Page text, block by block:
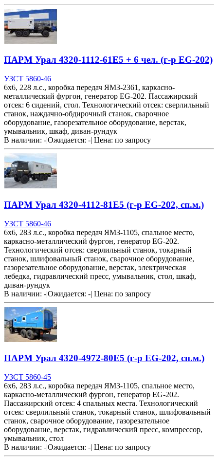
ПАРМ Урал 4320-1112-61Е5 + 6 чел. (г-р EG-202)
УЗСТ 5860-46
6х6, 228 л.с., коробка передач ЯМЗ-2361, каркасно-
металлический фургон, генератор EG-202. Пассажирский
отсек: 6 сидений, стол. Технологический отсек: сверлильный
станок, наждачно-обдирочный станок, сварочное
оборудование, газорезательное оборудование, верстак,
умывальник, шкаф, диван-рундук
В наличии: -|Ожидается: -| Цена: по запросу
ПАРМ Урал 4320-4112-81Е5 (г-р EG-202, сп.м.)
УЗСТ 5860-46
6х6, 283 л.с., коробка передач ЯМЗ-1105, спальное место,
каркасно-металлический фургон, генератор EG-202.
Технологический отсек: сверлильный станок, токарный
станок, шлифовальный станок, сварочное оборудование,
газорезательное оборудование, верстак, электрическая
лебедка, гидравлический пресс, умывальник, стол, шкаф,
диван-рундук
В наличии: -|Ожидается: -| Цена: по запросу
ПАРМ Урал 4320-4972-80Е5 (г-р EG-202, сп.м.)
УЗСТ 5860-45
6х6, 283 л.с., коробка передач ЯМЗ-1105, спальное место,
каркасно-металлический фургон, генератор EG-202.
Пассажирский отсек: 4 спальных места. Технологический
отсек: сверлильный станок, токарный станок, шлифовальный
станок, сварочное оборудование, газорезательное
оборудование, верстак, гидравлический пресс, компрессор,
умывальник, стол
В наличии: -|Ожидается: -| Цена: по запросу